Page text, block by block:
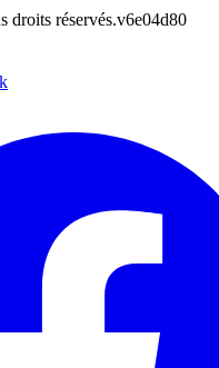
droits réservés.v6e04d80